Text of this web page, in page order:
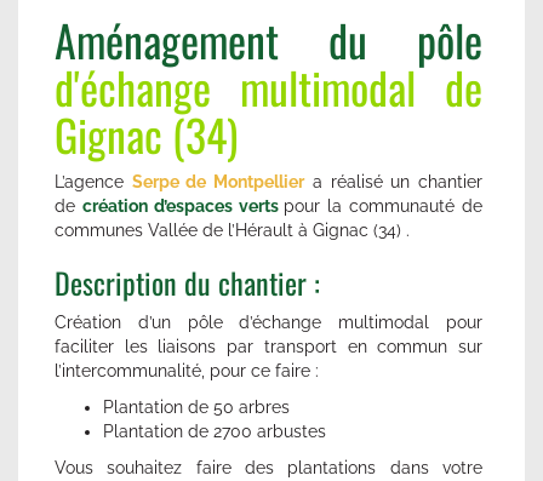
Aménagement du pôle
d'échange multimodal de
Gignac (34)
L’agence Serpe de Montpelliera réalisé un chantier
de création d’espaces verts pour la communauté de
communes Vallée de l’Hérault à Gignac (34) .
Description du chantier :
Création d’un pôle d’échange multimodal pour
faciliter les liaisons par transport en commun sur
l’intercommunalité, pour ce faire :
Plantation de 50 arbres
Plantation de 2700 arbustes
Vous souhaitez faire des plantations dans votre